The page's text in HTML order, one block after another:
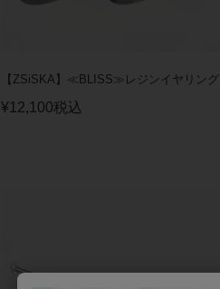
【ZSiSKA】≪BLISS≫レジンイヤリング
¥12,100税込